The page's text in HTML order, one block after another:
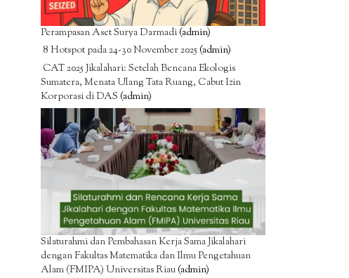
Perampasan Aset Surya Darmadi(admin)
8 Hotspot pada 24-30 November 2025(admin)
CAT 2025 Jikalahari: Setelah Bencana Ekologis
Sumatera, Menata Ulang Tata Ruang, Cabut Izin
Korporasi di DAS (admin)
Silaturahmi dan Pembahasan Kerja Sama Jikalahari
dengan Fakultas Matematika dan Ilmu Pengetahuan
Alam (FMIPA) Universitas Riau(admin)